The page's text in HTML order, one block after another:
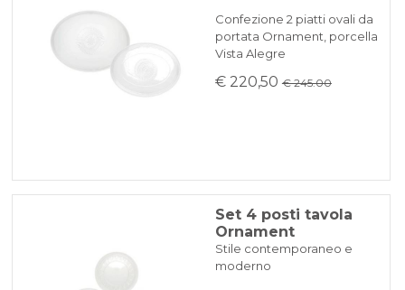
Confezione 2 piatti ovali da
portata Ornament, porcella
Vista Alegre
€ 220,50 € 245.00
Set 4 posti tavola
Ornament
Stile contemporaneo e
moderno